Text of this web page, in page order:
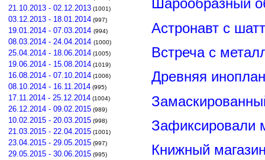
21.10.2013 - 02.12.2013 (1001)
03.12.2013 - 18.01.2014 (997)
19.01.2014 - 07.03.2014 (994)
08.03.2014 - 24.04.2014 (1000)
25.04.2014 - 18.06.2014 (1005)
19.06.2014 - 15.08.2014 (1019)
16.08.2014 - 07.10.2014 (1006)
08.10.2014 - 16.11.2014 (995)
17.11.2014 - 25.12.2014 (1004)
26.12.2014 - 09.02.2015 (989)
10.02.2015 - 20.03.2015 (998)
21.03.2015 - 22.04.2015 (1001)
23.04.2015 - 29.05.2015 (997)
29.05.2015 - 30.06.2015 (995)
Шарообразный
Астронавт с
Встреча с
Древняя
Зафиксировали
Книжный